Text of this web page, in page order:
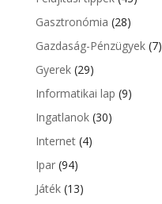
Gasztronómia (28)
Gazdaság-Pénzügyek(7)
Gyerek(29)
Informatikai lap (9)
Ingatlanok(30)
Internet(4)
Ipar(94)
Játék(13)